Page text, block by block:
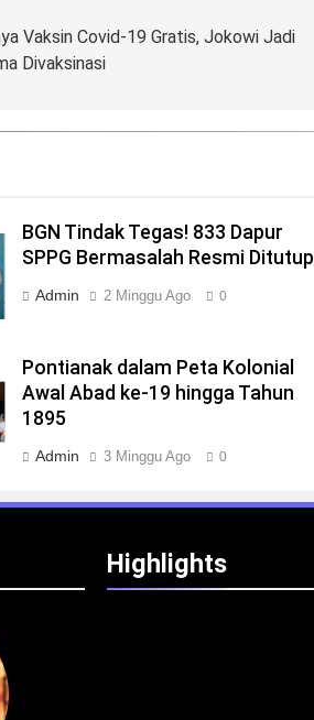
Vaksin Covid-19 Gratis, Jokowi Jadi
Divaksinasi
BGN Tindak Tegas! 833 Dapur
SPPG Bermasalah Resmi Ditutup
Admin 2 Minggu Ago 0
Pontianak dalam Peta Kolonial
Awal Abad ke-19 hingga Tahun
1895
Admin 3 Minggu Ago 0
Highlights